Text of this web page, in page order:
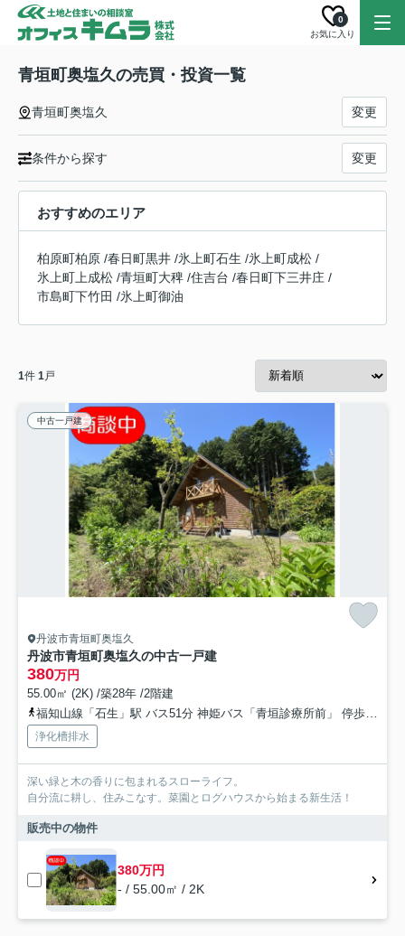
お気に入り
0
青垣町奥塩久の売買・投資一覧
青垣町奥塩久 変更
条件から探す 変更
おすすめのエリア
柏原町柏原 /春日町黒井 /氷上町石生 /氷上町成松 /
氷上町上成松 /青垣町大稗 /住吉台 /春日町下三井庄 /
市島町下竹田 /氷上町御油
1件 1戸
中古一戸建
丹波市青垣町奥塩久
丹波市青垣町奥塩久の中古一戸建
380万円
55.00㎡ (2K) /築28年 /2階建
福知山線「石生」駅 バス51分 神姫バス「青垣診療所前」 停歩31分車22分 17.2km
浄化槽排水
深い緑と木の香りに包まれるスローライフ。
自分流に耕し、住みこなす。菜園とログハウスから始まる新生活！
販売中の物件
380万円
- / 55.00㎡ / 2K